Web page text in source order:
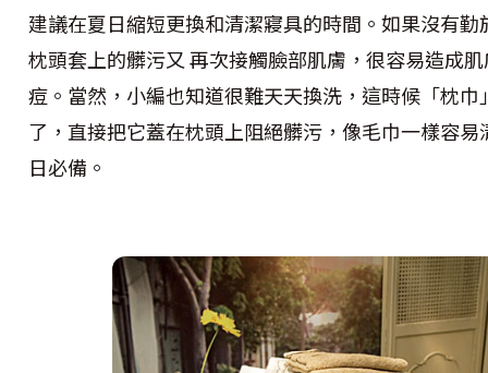
建議在夏日縮短更換和清潔寢具的時間。如果沒有勤
枕頭套上的髒污又 再次接觸臉部肌膚，很容易造成
痘。當然，小編也知道很難天天換洗，這時候「枕巾
了，直接把它蓋在枕頭上阻絕髒污，像毛巾一樣容易
日必備。